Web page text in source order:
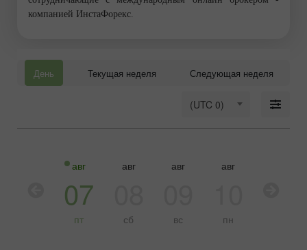
компанией ИнстаФорекс.
День Текущая неделя Следующая неделя
(UTC 0)
авг
07
пт
авг
сб
авг
вс
авг
пн